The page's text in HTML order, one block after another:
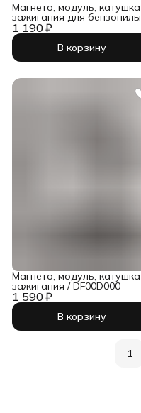
1 190 ₽
Магнето, модуль, катушка
зажигания для бензопилы
3800 / IGP 1800027
В корзину
1 590 ₽
Магнето, модуль, катушка
зажигания / DF00D000
В корзину
1